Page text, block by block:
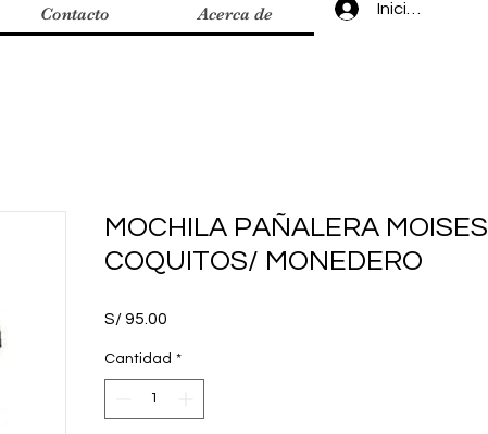
Contacto Acerca de Inicia sesión
MOCHILA PAÑALERA MOISES
COQUITOS/ MONEDERO
S/ 95.00
Cantidad *